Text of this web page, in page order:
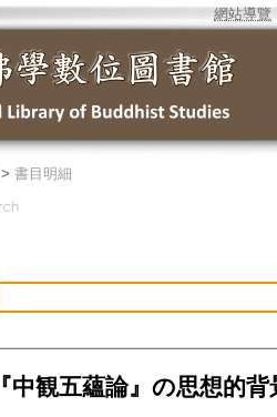
網站導覽
> 書目明細
『中観五蘊論』の思想的